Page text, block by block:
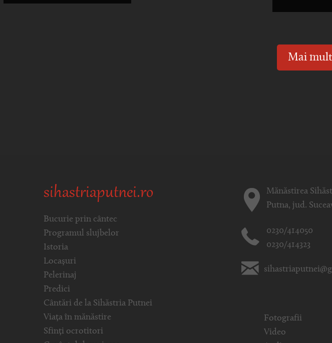
Mai
sihastriaputnei.ro
Bucurie prin cântec
Programul slujbelor
Istoria
Locașuri
Pelerinaj
Predici
Cântări de la Sihăstria Putnei
Viața în mănăstire
Sfinți ocrotitori
Mănăstirea
Putna, jud.
0230/414050
0230/414323
Fotografii
Video